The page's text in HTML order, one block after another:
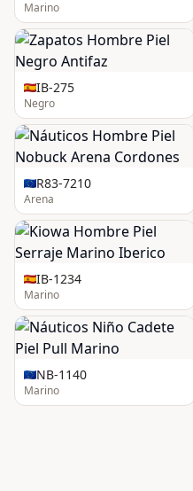
Marino
IB-275
Negro
R83-7210
Arena
IB-1234
Marino
NB-1140
Marino